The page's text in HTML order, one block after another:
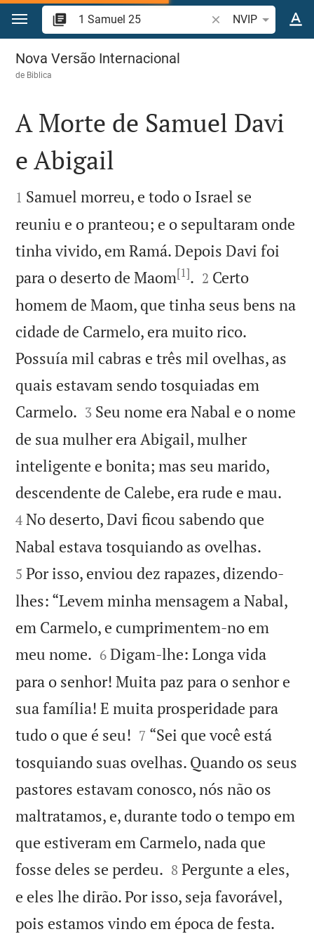
Ir para o conteúdo
Pesquise
NVIP
1 Samuel 25
Nova Versão Internacional
de Biblica

A Morte de Samuel Davi
e Abigail

1 Samuel morreu, e todo o Israel se
reuniu e o pranteou; e o sepultaram onde
tinha vivido, em Ramá. Depois Davi foi
para o deserto de Maom[1]. 

2 Certo
homem de Maom, que tinha seus bens na
cidade de Carmelo, era muito rico.
Possuía mil cabras e três mil ovelhas, as
quais estavam sendo tosquiadas em
Carmelo. 

3 Seu nome era Nabal e o nome
de sua mulher era Abigail, mulher
inteligente e bonita; mas seu marido,
descendente de Calebe, era rude e mau.
4 No deserto, Davi ficou sabendo que
Nabal estava tosquiando as ovelhas.
5 Por isso, enviou dez rapazes, dizendo-
lhes: “Levem minha mensagem a Nabal,
em Carmelo, e cumprimentem-no em
meu nome. 

6 Digam-lhe: Longa vida
para o senhor! Muita paz para o senhor e
sua família! E muita prosperidade para
tudo o que é seu! 

7 “Sei que você está
tosquiando suas ovelhas. Quando os seus
pastores estavam conosco, nós não os
maltratamos, e, durante todo o tempo em
que estiveram em Carmelo, nada que
fosse deles se perdeu. 

8 Pergunte a eles,
e eles lhe dirão. Por isso, seja favorável,
pois estamos vindo em época de festa.